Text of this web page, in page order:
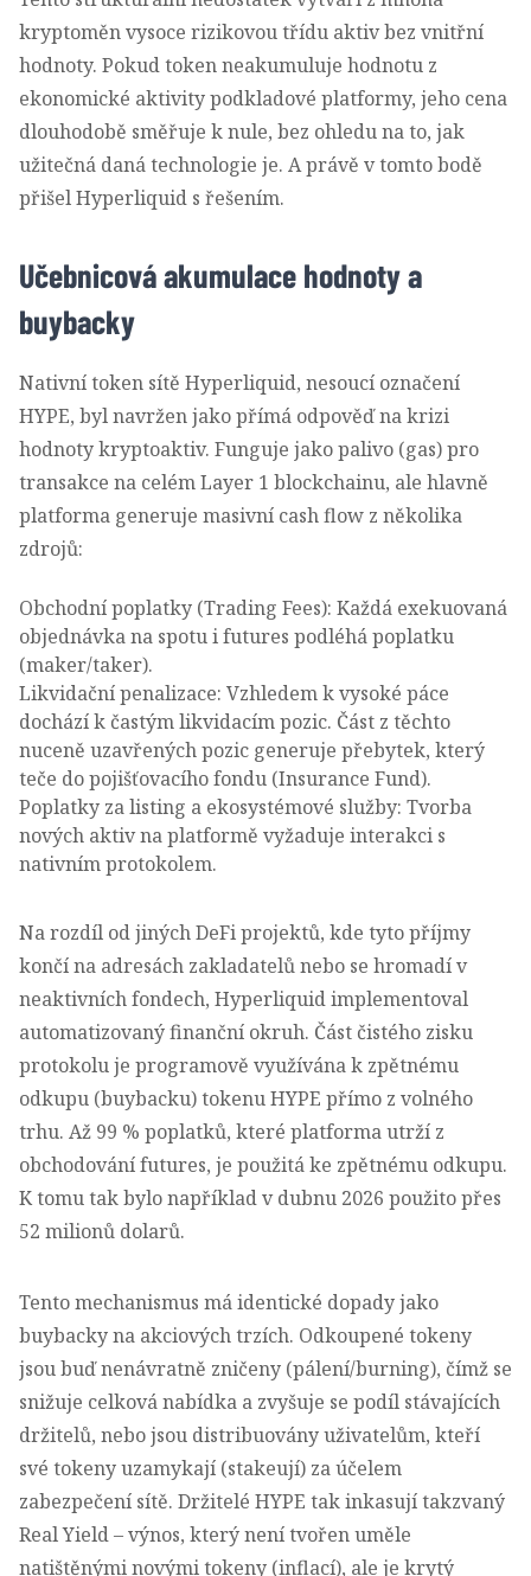
kryptoměn vysoce rizikovou třídu aktiv bez vnitřní
hodnoty. Pokud token neakumuluje hodnotu z
ekonomické aktivity podkladové platformy, jeho cena
dlouhodobě směřuje k nule, bez ohledu na to, jak
užitečná daná technologie je. A právě v tomto bodě
přišel Hyperliquid s řešením.
Učebnicová akumulace hodnoty a
buybacky
Nativní token sítě Hyperliquid, nesoucí označení
HYPE, byl navržen jako přímá odpověď na krizi
hodnoty kryptoaktiv. Funguje jako palivo (gas) pro
transakce na celém Layer 1 blockchainu, ale hlavně
platforma generuje masivní cash flow z několika
zdrojů:
Obchodní poplatky (Trading Fees): Každá exekuovaná
objednávka na spotu i futures podléhá poplatku
(maker/taker).
Likvidační penalizace: Vzhledem k vysoké páce
dochází k častým likvidacím pozic. Část z těchto
nuceně uzavřených pozic generuje přebytek, který
teče do pojišťovacího fondu (Insurance Fund).
Poplatky za listing a ekosystémové služby: Tvorba
nových aktiv na platformě vyžaduje interakci s
nativním protokolem.
Na rozdíl od jiných DeFi projektů, kde tyto příjmy
končí na adresách zakladatelů nebo se hromadí v
neaktivních fondech, Hyperliquid implementoval
automatizovaný finanční okruh. Část čistého zisku
protokolu je programově využívána k zpětnému
odkupu (buybacku) tokenu HYPE přímo z volného
trhu. Až 99 % poplatků, které platforma utrží z
obchodování futures, je použitá ke zpětnému odkupu.
K tomu tak bylo například v dubnu 2026 použito přes
52 milionů dolarů.
Tento mechanismus má identické dopady jako
buybacky na akciových trzích. Odkoupené tokeny
jsou buď nenávratně zničeny (pálení/burning), čímž se
snižuje celková nabídka a zvyšuje se podíl stávajících
držitelů, nebo jsou distribuovány uživatelům, kteří
své tokeny uzamykají (stakeují) za účelem
zabezpečení sítě. Držitelé HYPE tak inkasují takzvaný
Real Yield – výnos, který není tvořen uměle
natištěnými novými tokeny (inflací), ale je krytý